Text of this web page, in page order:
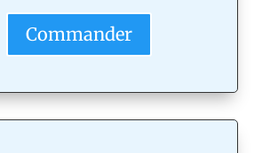
Commander